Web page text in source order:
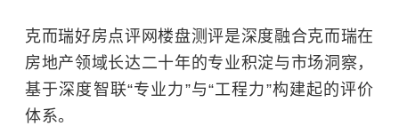
克而瑞好房点评网楼盘测评是深度融合克而瑞在
房地产领域长达二十年的专业积淀与市场洞察，
基于深度智联“专业力”与“工程力”构建起的评价
体系。